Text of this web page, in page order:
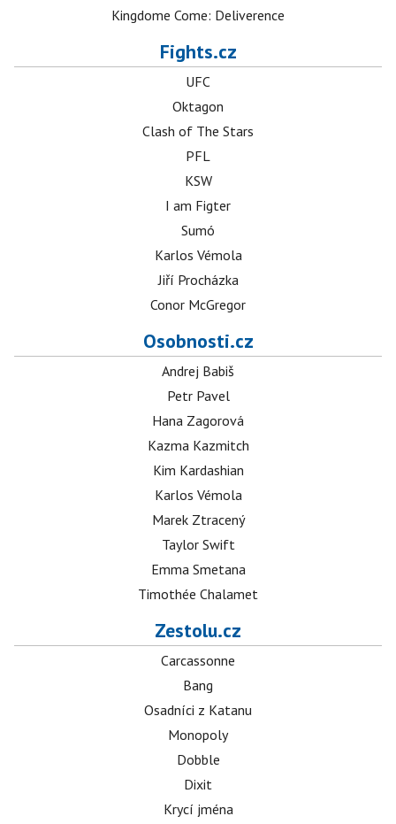
Kingdome Come: Deliverence
Fights.cz
UFC
Oktagon
Clash of The Stars
PFL
KSW
I am Figter
Sumó
Karlos Vémola
Jiří Procházka
Conor McGregor
Osobnosti.cz
Andrej Babiš
Petr Pavel
Hana Zagorová
Kazma Kazmitch
Kim Kardashian
Karlos Vémola
Marek Ztracený
Taylor Swift
Emma Smetana
Timothée Chalamet
Zestolu.cz
Carcassonne
Bang
Osadníci z Katanu
Monopoly
Dobble
Dixit
Krycí jména